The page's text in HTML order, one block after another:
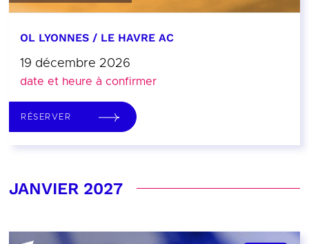
OL LYONNES / LE HAVRE AC
19 décembre 2026
date et heure à confirmer
RÉSERVER
JANVIER 2027